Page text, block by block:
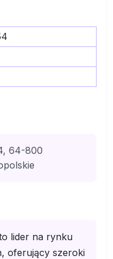
64-800
lider na rynku
oferujący szeroki